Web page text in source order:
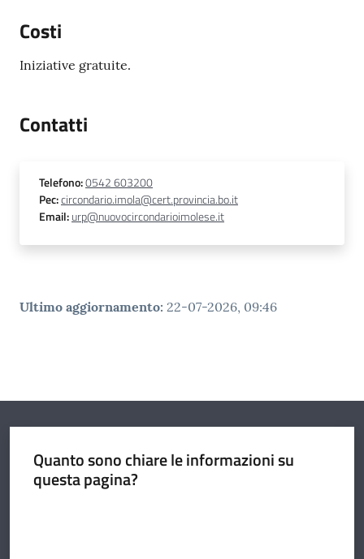
Costi
Iniziative gratuite.
Contatti
Telefono:0542 603200
Pec:circondario.imola@cert.provincia.bo.it
Email:urp@nuovocircondarioimolese.it
Ultimo aggiornamento: 22-07-2026, 09:46
Quanto sono chiare le informazioni su
questa pagina?